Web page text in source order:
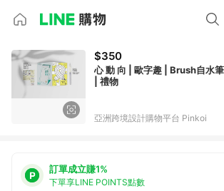
$350
心 動 向 | 歐字趣 | Brush自水
| 禮物
亞洲跨境設計購物平台 Pinkoi
訂單成立賺1%
下單享LINE POINTS點數